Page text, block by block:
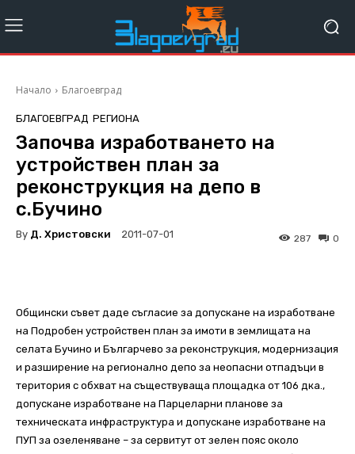
Начало Благоевград
БЛАГОЕВГРАД РЕГИОНА
Започва изработването на
устройствен план за
реконструкция на депо в
с.Бучино
By Д. Христовски 2011-07-01 0
287
Общински съвет даде съгласие за допускане на изработване
на Подробен устройствен план за имоти в землищата на
селата Бучино и Българчево за реконструкция, модернизация
и разширение на регионално депо за неопасни отпадъци в
територия с обхват на съществуваща площадка от 106 дка.,
допускане изработване на Парцеларни планове за
техническата инфраструктура и допускане изработване на
ПУП за озеленяване – за сервитут от зелен пояс около